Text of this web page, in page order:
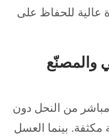
للحفاظ على
والمصنّع
من النحل دون
مكثفة. بينما
العسل